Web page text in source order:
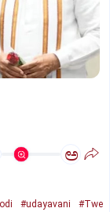
ಅ
#udayavani
#Twe